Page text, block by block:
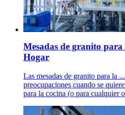
Mesadas de granito
Hogar
Las mesadas de granito para la
preocupaciones cuando se
para la cocina (o para cualquier